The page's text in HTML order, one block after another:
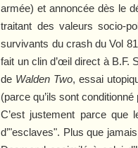
armée) et annoncée dès le
traitant des valeurs socio-
survivants du crash du Vol
fait un clin d’œil direct à B.F.
de Walden Two, essai
(parce qu’ils sont
C’est justement parce que
d’"esclaves". Plus que